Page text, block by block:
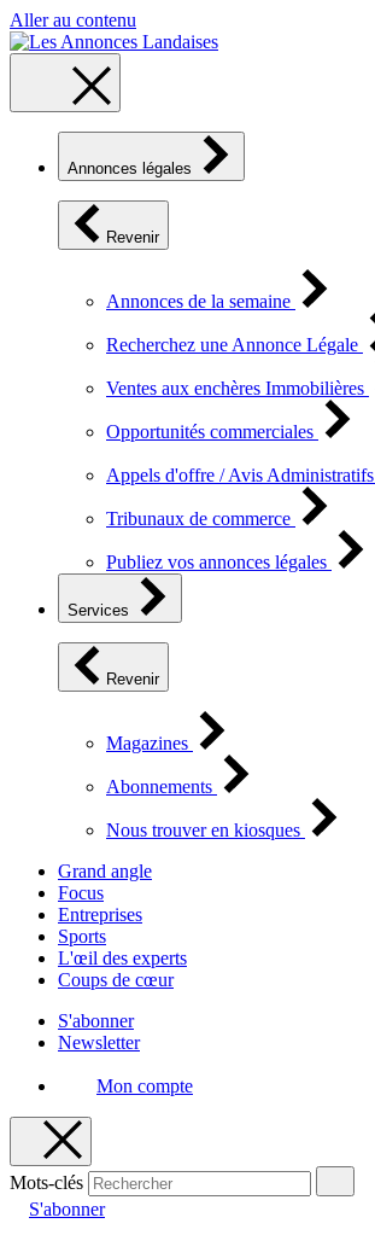
Aller au contenu
Annonces légales
Revenir
Annonces de la semaine
Recherchez une Annonce Légale
Ventes aux enchères Immobilières
Opportunités commerciales
Appels d'offre / Avis Administratifs
Tribunaux de commerce
Publiez vos annonces légales
Services
Revenir
Magazines
Abonnements
Nous trouver en kiosques
Grand angle
Focus
Entreprises
Sports
L'œil des experts
Coups de cœur
S'abonner
Newsletter
Mon compte
Mots-clés
S'abonner